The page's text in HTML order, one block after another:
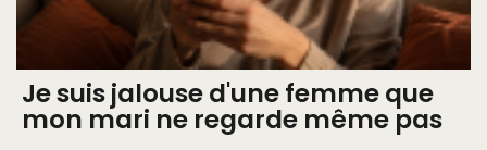
Je suis jalouse d'une femme que
mon mari ne regarde même pas